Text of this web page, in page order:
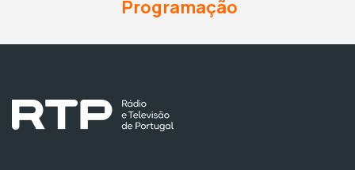
Programação